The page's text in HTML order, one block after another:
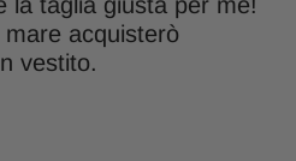
acquisterò
vestito.